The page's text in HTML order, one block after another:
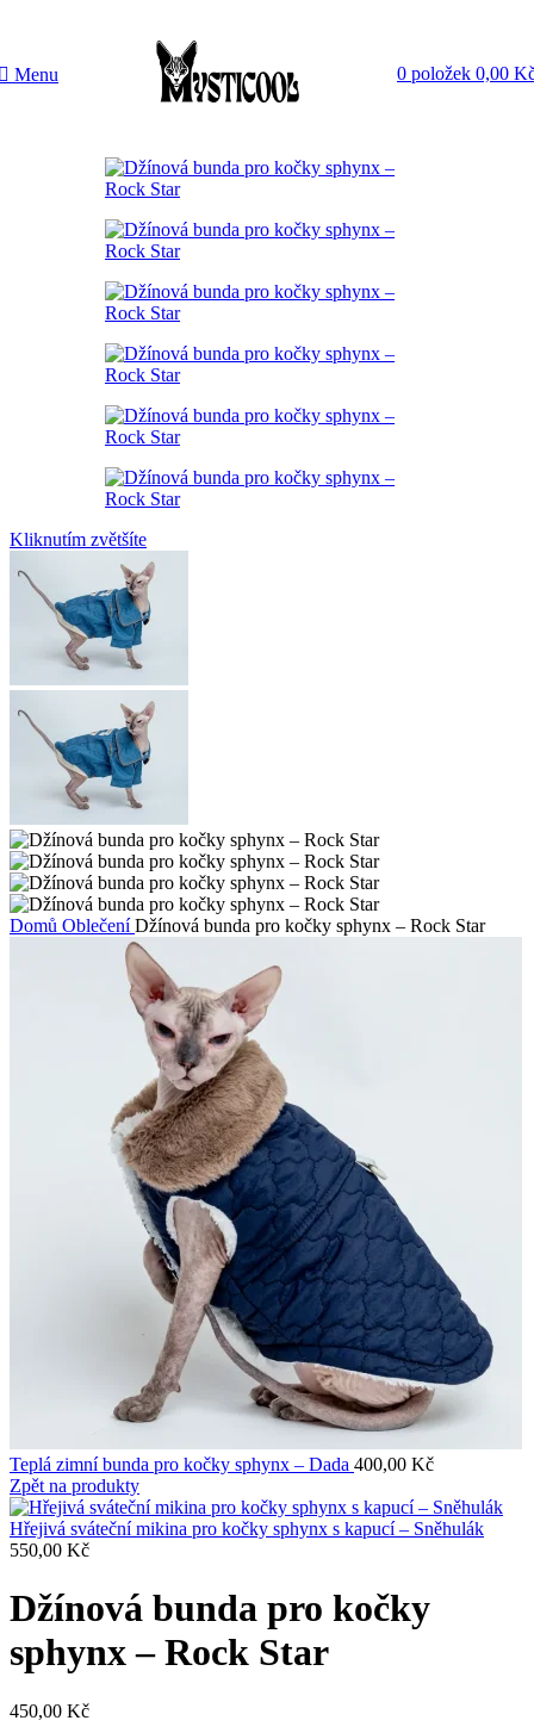
Menu 0 položek 0,00
Kliknutím zvětšíte
Domů OblečeníDžínová bunda pro kočky sphynx – Rock Star
Teplá zimní bunda pro kočky sphynx – Dada 400,00 Kč
Zpět na produkty
Hřejivá sváteční mikina pro kočky sphynx s kapucí – Sněhulák
550,00 Kč
Džínová bunda pro kočky
sphynx – Rock Star
450,00 Kč